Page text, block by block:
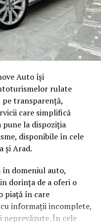
pentru
echipe
Are efecte
funcționează
ea.
la incidente, ceea ce
și, implicit,
de securitate și
angajatorului să
și personal desemnat
în cazul unui
Auto își
rulate
transparență,
care simplifică
pune la dispoziția
disponibile în cele
și Arad.
în domeniul auto,
dorința de a oferi o
piață în care
informații incomplete,
neprevăzute. În cele